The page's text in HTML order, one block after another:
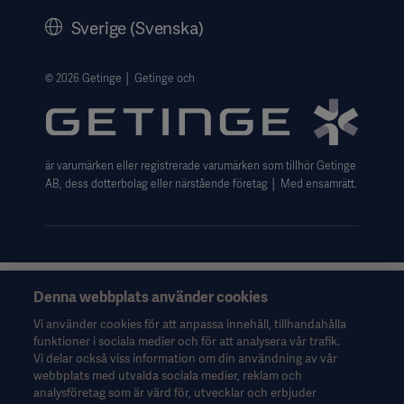
Website use disclaimer
Sverige (Svenska)
© 2026 Getinge │ Getinge och
är varumärken eller registrerade varumärken som tillhör Getinge
AB, dess dotterbolag eller närstående företag │ Med ensamrätt.
Denna information riktar sig uteslutande till hälso- och
sjukvårdspersonal eller andra professionella yrkesgrupper och
ges endast i informationssyfte. Informationen är inte
uttömmande och ska därför inte användas som ersättning för
bruksanvisningen, servicemanualen eller medicinsk rådgivning.
Getinge ansvarar inte för eventuella åtgärder eller försummelser
Denna webbplats använder cookies
Vi använder cookies för att anpassa innehåll, tillhandahålla
funktioner i sociala medier och för att analysera vår trafik.
Vi delar också viss information om din användning av vår
webbplats med utvalda sociala medier, reklam och
analysföretag som är värd för, utvecklar och erbjuder